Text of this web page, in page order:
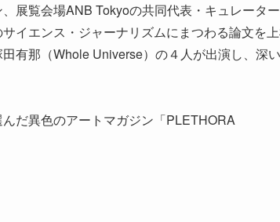
展覧会場ANB Tokyoの共同代表・キュレータ
イエンス・ジャーナリズムにまつわる論文を
有那（Whole Universe）の４人が出演し、深
だ異色のアートマガジン「PLETHORA